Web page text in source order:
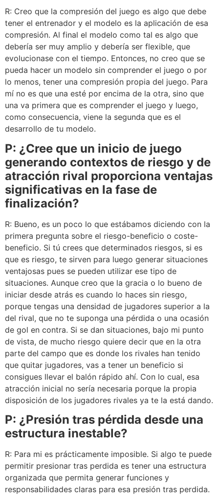
R: Creo que la compresión del juego es algo que debe
tener el entrenador y el modelo es la aplicación de esa
compresión. Al final el modelo como tal es algo que
debería ser muy amplio y debería ser flexible, que
evolucionase con el tiempo. Entonces, no creo que se
pueda hacer un modelo sin comprender el juego o por
lo menos, tener una compresión propia del juego. Para
mí no es que una esté por encima de la otra, sino que
una va primera que es comprender el juego y luego,
como consecuencia, viene la segunda que es el
desarrollo de tu modelo.
P: ¿Cree que un inicio de juego
generando contextos de riesgo y de
atracción rival proporciona ventajas
significativas en la fase de
finalización?
R: Bueno, es un poco lo que estábamos diciendo con la
primera pregunta sobre el riesgo-beneficio o coste-
beneficio. Si tú crees que determinados riesgos, si es
que es riesgo, te sirven para luego generar situaciones
ventajosas pues se pueden utilizar ese tipo de
situaciones. Aunque creo que la gracia o lo bueno de
iniciar desde atrás es cuando lo haces sin riesgo,
porque tengas una densidad de jugadores superior a la
del rival, que no te suponga una pérdida o una ocasión
de gol en contra. Si se dan situaciones, bajo mi punto
de vista, de mucho riesgo quiere decir que en la otra
parte del campo que es donde los rivales han tenido
que quitar jugadores, vas a tener un beneficio si
consigues llevar el balón rápido ahí. Con lo cual, esa
atracción inicial no sería necesaria porque la propia
disposición de los jugadores rivales ya te la está dando.
P: ¿Presión tras pérdida desde una
estructura inestable?
R: Para mi es prácticamente imposible. Si algo te puede
permitir presionar tras perdida es tener una estructura
organizada que permita generar funciones y
responsabilidades claras para esa presión tras perdida.